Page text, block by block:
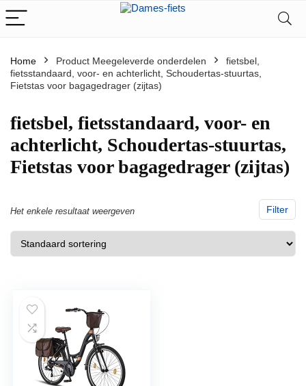
Home Product Meegeleverde onderdelen
‎fietsbel,
fietsstandaard, voor- en achterlicht, Schoudertas-stuurtas,
Fietstas voor bagagedrager (zijtas)
‎fietsbel, fietsstandaard, voor- en
achterlicht, Schoudertas-stuurtas,
Fietstas voor bagagedrager (zijtas)
Filter
Het enkele resultaat weergeven